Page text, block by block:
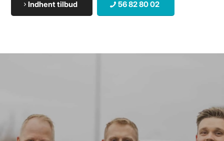
Indhent tilbud 56 82 80 02